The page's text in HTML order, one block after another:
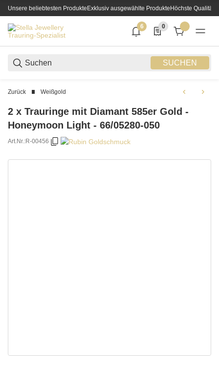
Unsere beliebtesten ProdukteExklusiv ausgewählte ProdukteHöchste Qualität
SUCHEN
6
6 neue Notifizierungen
0
0 Produkte in der
Zurück Weißgold
2 x Trauringe mit Diamant 585er Gold -
Honeymoon Light - 66/05280-050
Art.Nr.:R-00456